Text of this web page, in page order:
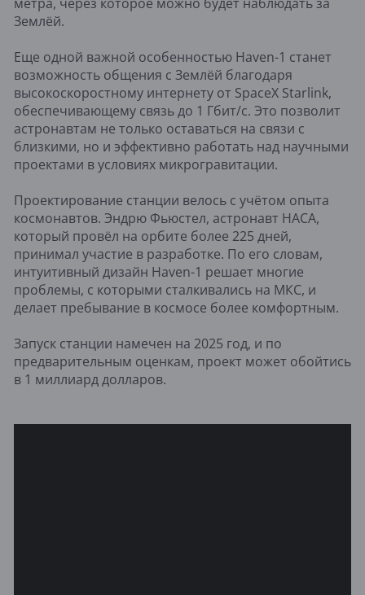
Землёй.
Еще одной важной особенностью Haven-1 станет
возможность общения с Землёй благодаря
высокоскоростному интернету от SpaceX Starlink,
обеспечивающему связь до 1 Гбит/с. Это позволит
астронавтам не только оставаться на связи с
близкими, но и эффективно работать над научными
проектами в условиях микрогравитации.
Проектирование станции велось с учётом опыта
космонавтов. Эндрю Фьюстел, астронавт НАСА,
который провёл на орбите более 225 дней,
принимал участие в разработке. По его словам,
интуитивный дизайн Haven-1 решает многие
проблемы, с которыми сталкивались на МКС, и
делает пребывание в космосе более комфортным.
Запуск станции намечен на 2025 год, и по
предварительным оценкам, проект может обойтись
в 1 миллиард долларов.